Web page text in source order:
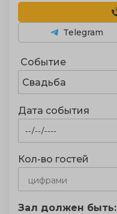
Событие
Свадьба
Дата события
Кол-во гостей
Зал должен быть:
Telegram